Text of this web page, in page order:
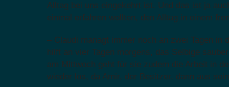
Alltag bei uns eingekehrt ist. Und das ist ja
einmal erfahren wollten, den Alltag in einem
– Claudi managt immer noch an zwei Tagen in
hilft an vier Tagen morgens, das Selbige
am Mittwoch geht für sie zudem die Arbeit in
wieder los, da Amir, der Besitzer, dann aus